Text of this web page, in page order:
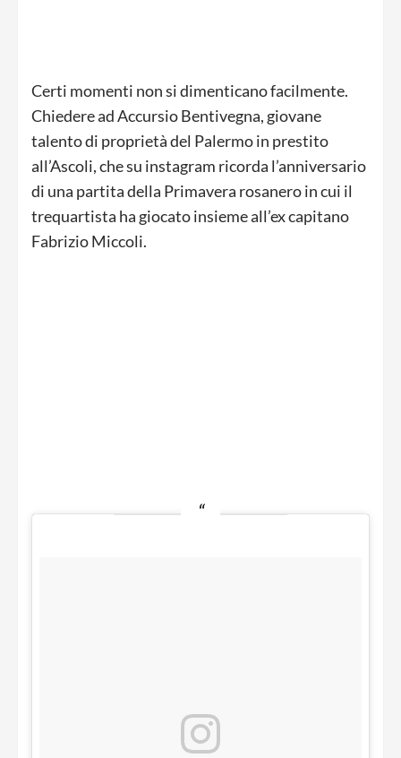
Certi momenti non si dimenticano facilmente.
Chiedere ad Accursio Bentivegna, giovane
talento di proprietà del Palermo in prestito
all’Ascoli, che su instagram ricorda l’anniversario
di una partita della Primavera rosanero in cui il
trequartista ha giocato insieme all’ex capitano
Fabrizio Miccoli.